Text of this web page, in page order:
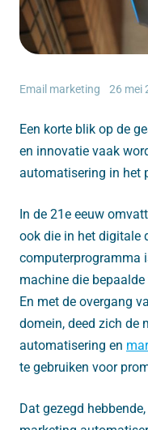
Email marketing 26 mei
Een korte blik op de
en innovatie vaak
automatisering in het
In de 21e eeuw
ook die in het digitale
computerprogramma
machine die
En met de overgang
domein, deed zich de
automatisering en
te gebruiken voor
Dat gezegd